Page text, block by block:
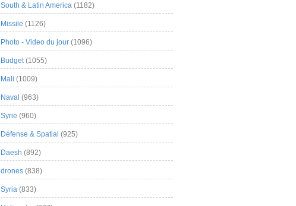
South & Latin America (1182)
Missile (1126)
Photo - Video du jour (1096)
Budget(1055)
Mali (1009)
Naval (963)
Syrie (960)
Défense & Spatial (925)
Daesh (892)
drones (838)
Syria (833)